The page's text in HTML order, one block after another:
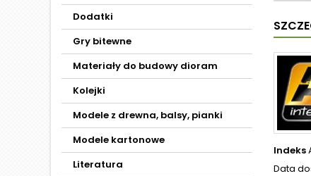
Dodatki
Gry bitewne
Materiały do budowy dioram
Kolejki
Modele z drewna, balsy, pianki
Modele kartonowe
Literatura
Indeks
Data